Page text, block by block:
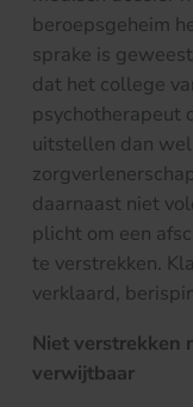
beroepsgeheim
sprake is
dat het college
psychotherapeut
uitstellen dan
daarnaast niet
plicht om een
te verstrekken.
verklaard,
Niet verstrekken
verwijtbaar